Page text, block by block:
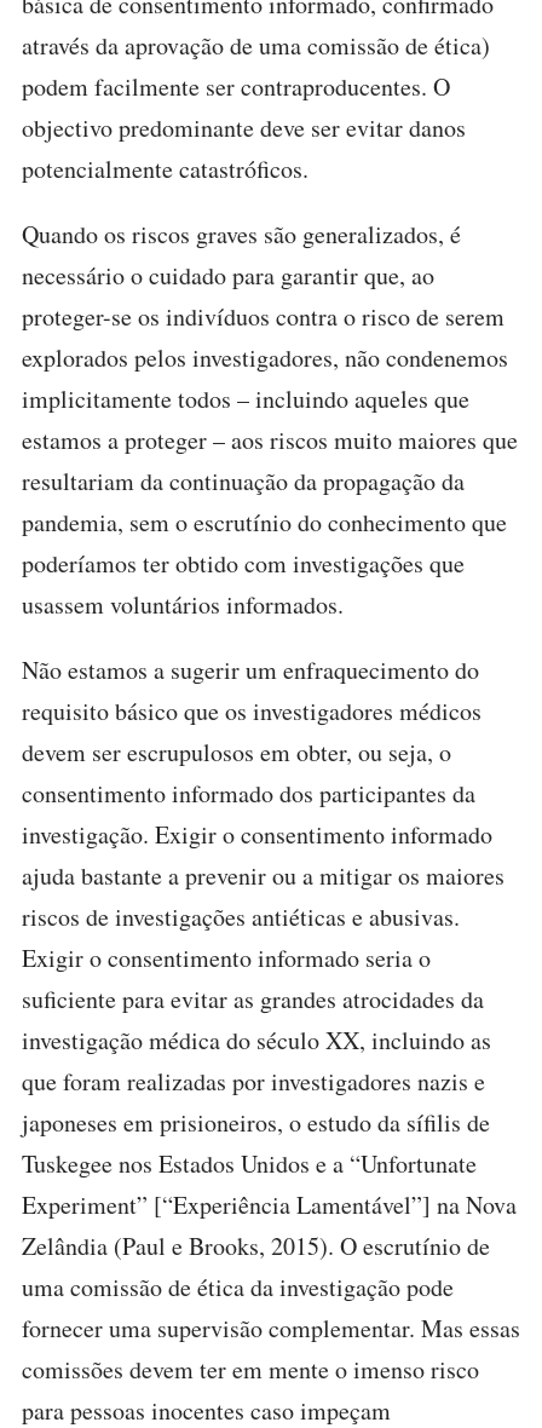
através da aprovação de uma comissão de ética)
podem facilmente ser contraproducentes. O
objectivo predominante deve ser evitar danos
potencialmente catastróficos.
Quando os riscos graves são generalizados, é
necessário o cuidado para garantir que, ao
proteger-se os indivíduos contra o risco de serem
explorados pelos investigadores, não condenemos
implicitamente todos – incluindo aqueles que
estamos a proteger – aos riscos muito maiores que
resultariam da continuação da propagação da
pandemia, sem o escrutínio do conhecimento que
poderíamos ter obtido com investigações que
usassem voluntários informados.
Não estamos a sugerir um enfraquecimento do
requisito básico que os investigadores médicos
devem ser escrupulosos em obter, ou seja, o
consentimento informado dos participantes da
investigação. Exigir o consentimento informado
ajuda bastante a prevenir ou a mitigar os maiores
riscos de investigações antiéticas e abusivas.
Exigir o consentimento informado seria o
suficiente para evitar as grandes atrocidades da
investigação médica do século XX, incluindo as
que foram realizadas por investigadores nazis e
japoneses em prisioneiros, o estudo da sífilis de
Tuskegee nos Estados Unidos e a “Unfortunate
Experiment” [“Experiência Lamentável”] na Nova
Zelândia (Paul e Brooks, 2015). O escrutínio de
uma comissão de ética da investigação pode
fornecer uma supervisão complementar. Mas essas
comissões devem ter em mente o imenso risco
para pessoas inocentes caso impeçam